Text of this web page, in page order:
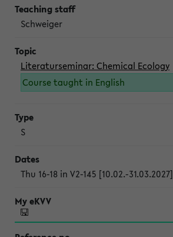
Schweiger
Literaturseminar: Chemical Ecology
Course taught in English
S
Thu 16-18 in V2-145 [10.02.-31.03.2027]